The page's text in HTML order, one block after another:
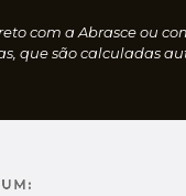
com a Abrasce ou
que são calculadas